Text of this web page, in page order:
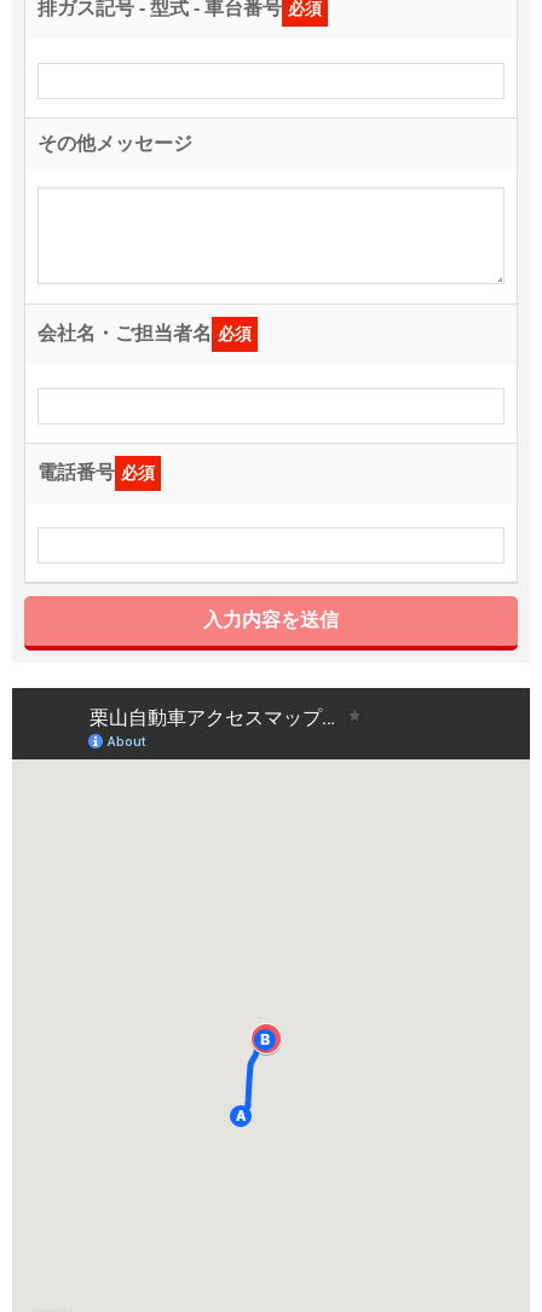
排ガス記号 - 型式 - 車台番号 必須
その他メッセージ
会社名・ご担当者名 必須
電話番号 必須
入力内容を送信